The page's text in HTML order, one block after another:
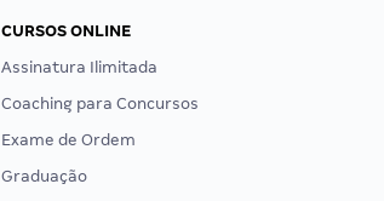
CURSOS ONLINE
Assinatura Ilimitada
Coaching para Concursos
Exame de Ordem
Graduação